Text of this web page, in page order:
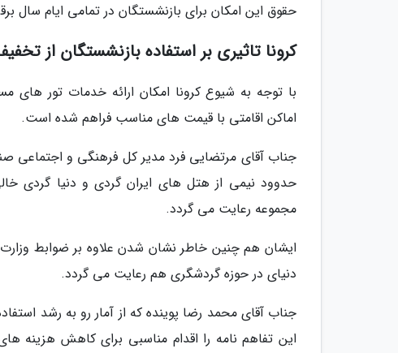
حقوق این امکان برای بازنشستگان در تمامی ایام سال
کرونا تاثیری بر استفاده بازنشستگان از
با توجه به شیوع کرونا امکان ارائه خدمات تور های
اماکن اقامتی با قیمت های مناسب فراهم شده است.
جناب آقای مرتضایی فرد مدیر کل فرهنگی و
حدوود نیمی از هتل های ایران گردی و دنیا گردی
مجموعه رعایت می گردد.
ایشان هم چنین خاطر نشان شدن علاوه بر ضوابط
دنیای در حوزه گردشگری هم رعایت می گردد.
جناب آقای محمد رضا پوینده که از آمار رو به رشد
این تفاهم نامه را اقدام مناسبی برای کاهش